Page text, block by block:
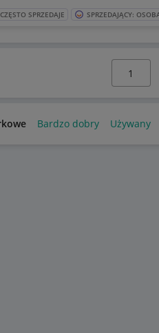
CZĘSTO SPRZEDAJE SPRZEDAJĄCY:
Bardzo dobry Używany